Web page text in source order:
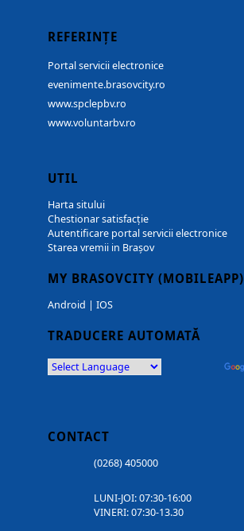
REFERINȚE
Portal servicii electronice
evenimente.brasovcity.ro
www.spclepbv.ro
www.voluntarbv.ro
UTIL
Harta sitului
Chestionar satisfacție
Autentificare portal servicii electronice
Starea vremii in Brașov
MY BRASOVCITY (MOBILEAPP)
Android | IOS
TRADUCERE AUTOMATĂ
CONTACT
(0268) 405000
LUNI-JOI: 07:30-16:00
VINERI: 07:30-13.30